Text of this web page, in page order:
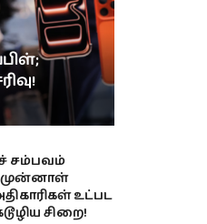
சம்பவம்
முன்னாள்
உட்பட
சிறை!